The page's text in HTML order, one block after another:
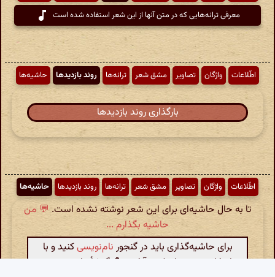
معرفی ترانه‌هایی که در متن آنها از این شعر استفاده شده است
اطّلاعات واژگان تصاویر مشق شعر ترانه‌ها روند بازدیدها حاشیه‌ها
بارگذاری روند بازدیدها
اطّلاعات واژگان تصاویر مشق شعر ترانه‌ها روند بازدیدها حاشیه‌ها
تا به حال حاشیه‌ای برای این شعر نوشته نشده است. 💬 من
حاشیه بگذارم ...
برای حاشیه‌گذاری باید در گنجور نام‌نویسیکنید و با
نام کاربری خود از طریق آیکون 👤 گوشهٔ پایین سمت